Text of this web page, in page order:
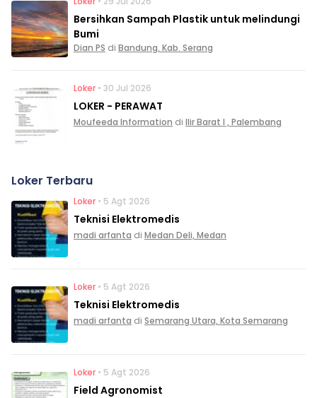
Bersihkan Sampah Plastik untuk melindungi
Bumi
Dian PS di Bandung, Kab. Serang
Loker • 30 Jul 2026
LOKER - PERAWAT
Moufeeda Information di Ilir Barat I , Palembang
Loker Terbaru
Loker • 5 Agt 2026
Teknisi Elektromedis
madi arfanta di Medan Deli, Medan
Loker • 5 Agt 2026
Teknisi Elektromedis
madi arfanta di Semarang Utara, Kota Semarang
Loker • 5 Agt 2026
Field Agronomist